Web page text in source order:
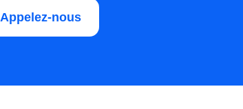
Appelez-nous